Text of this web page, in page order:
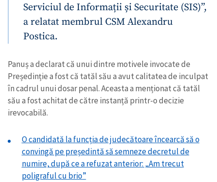
Serviciul de Informații și Securitate (SIS)”,
a relatat membrul CSM Alexandru
Postica.
Panuș a declarat că unui dintre motivele invocate de
Președinție a fost că tatăl său a avut calitatea de inculpat
în cadrul unui dosar penal. Aceasta a menționat că tatăl
său a fost achitat de către instanță printr-o decizie
irevocabilă.
O candidată la funcția de judecătoare încearcă să o
convingă pe președintă să semneze decretul de
numire, după ce a refuzat anterior: „Am trecut
poligraful cu brio”